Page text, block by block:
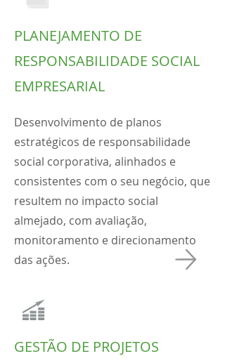
PLANEJAMENTO DE
RESPONSABILIDADE SOCIAL
EMPRESARIAL
Desenvolvimento de planos
estratégicos de responsabilidade
social corporativa, alinhados e
consistentes com o seu negócio, que
resultem no impacto social
almejado, com avaliação,
monitoramento e direcionamento
das ações.
GESTÃO DE PROJETOS